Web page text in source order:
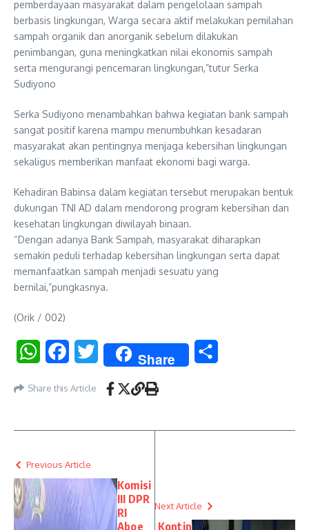
pemberdayaan masyarakat dalam pengelolaan sampah
berbasis lingkungan, Warga secara aktif melakukan pemilahan
sampah organik dan anorganik sebelum dilakukan
penimbangan, guna meningkatkan nilai ekonomis sampah
serta mengurangi pencemaran lingkungan,”tutur Serka
Sudiyono
Serka Sudiyono menambahkan bahwa kegiatan bank sampah
sangat positif karena mampu menumbuhkan kesadaran
masyarakat akan pentingnya menjaga kebersihan lingkungan
sekaligus memberikan manfaat ekonomi bagi warga.
Kehadiran Babinsa dalam kegiatan tersebut merupakan bentuk
dukungan TNI AD dalam mendorong program kebersihan dan
kesehatan lingkungan diwilayah binaan.
“Dengan adanya Bank Sampah, masyarakat diharapkan
semakin peduli terhadap kebersihan lingkungan serta dapat
memanfaatkan sampah menjadi sesuatu yang
bernilai,”pungkasnya.
(Orik / 002)
WhatsAppFacebookTwitter Share
Share this Article
Previous Article
Komisi
III DPR
RI
Aboe
Next Article
Kontin